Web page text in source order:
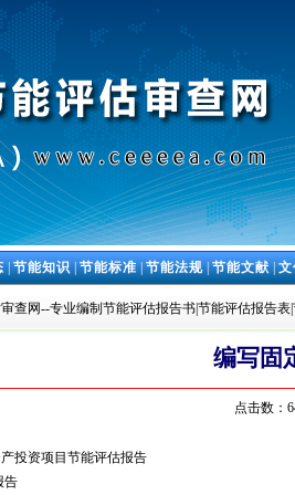
|节能知识|节能标准|节能法规|节能文献|
查网--专业编制节能评估报告书|节能评估报告表
编写固
点击数：
项目节能评估报告
告